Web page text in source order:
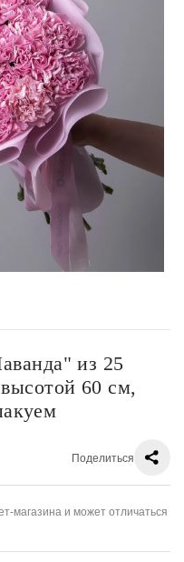
из 25
60 см,
Поделиться
магазина и может отличаться